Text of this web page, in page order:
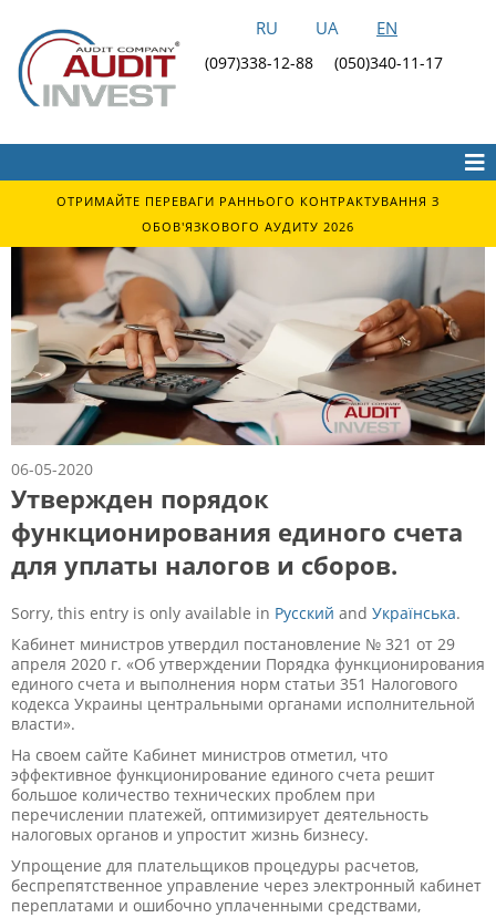
RU UA EN
(097)338-12-88 (050)340-11-17
ОТРИМАЙТЕ ПЕРЕВАГИ РАННЬОГО КОНТРАКТУВАННЯ З
ОБОВ'ЯЗКОВОГО АУДИТУ 2026
06-05-2020
Утвержден порядок
функционирования единого счета
для уплаты налогов и сборов.
Sorry, this entry is only available in Русский and Українська.
Кабинет министров утвердил постановление № 321 от 29
апреля 2020 г. «Об утверждении Порядка функционирования
единого счета и выполнения норм статьи 351 Налогового
кодекса Украины центральными органами исполнительной
власти».
На своем сайте Кабинет министров отметил, что
эффективное функционирование единого счета решит
большое количество технических проблем при
перечислении платежей, оптимизирует деятельность
налоговых органов и упростит жизнь бизнесу.
Упрощение для плательщиков процедуры расчетов,
беспрепятственное управление через электронный кабинет
переплатами и ошибочно уплаченными средствами,